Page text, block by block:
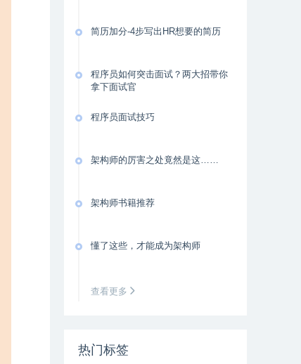
简历加分-4步写出HR想要的简历
程序员如何突击面试？两大招带你
拿下面试官
程序员面试技巧
架构师的厉害之处竟然是这……
架构师书籍推荐
懂了这些，才能成为架构师
查看更多
热门标签